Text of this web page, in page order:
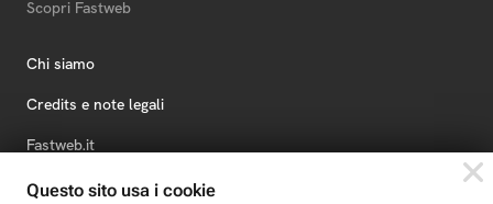
Scopri Fastweb
Chi siamo
Credits e note legali
Fastweb.it
Formazione